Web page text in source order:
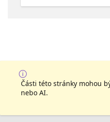
Části této stránky mohou
nebo AI.